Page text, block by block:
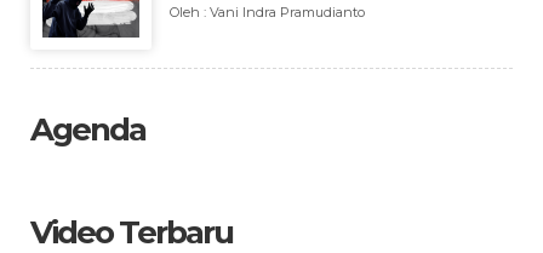
Oleh : Vani Indra Pramudianto
Agenda
Video Terbaru